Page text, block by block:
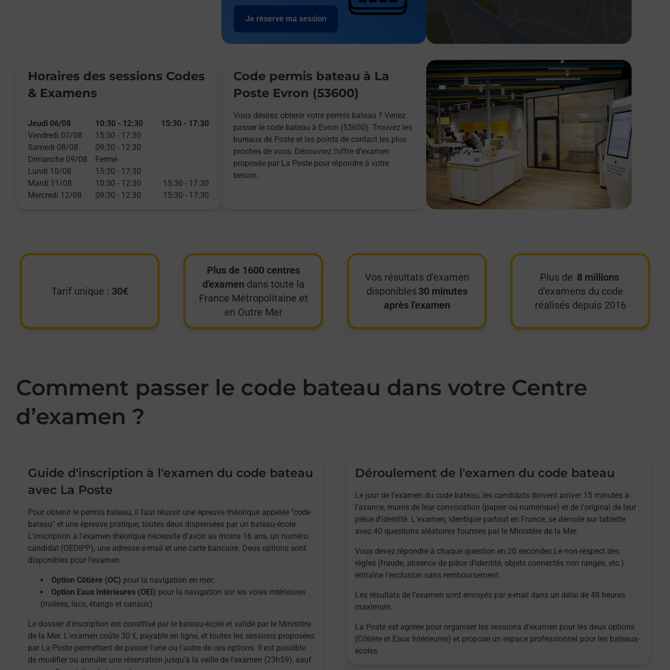
Je réserve ma session
Horaires des sessions Codes
& Examens
Jeudi 06/08 10:30 - 12:30 15:30 - 17:30
Vendredi 07/08
15:30 - 17:30
Samedi 08/08
09:30 - 12:30
Dimanche 09/08
Fermé
Lundi 10/08
15:30 - 17:30
Mardi 11/08
10:30 - 12:30 15:30 - 17:30
Mercredi 12/08
09:30 - 12:30 15:30 - 17:30
Code permis bateau à La
Poste Evron (53600)
Vous désirez obtenir votre permis bateau ? Venez
passer le code bateau à Evron (53600). Trouvez les
bureaux de Poste et les points de contact les plus
proches de vous. Découvrez l’offre d’examen
proposée par La Poste pour répondre à votre
besoin.
Tarif unique : 30€
Plus de 1600 centres
d'examen dans toute la
France Métropolitaine et
en Outre Mer
Vos résultats d'examen
disponibles 30 minutes
après l'examen
Plus de 8 millions
d'examens du code
réalisés depuis 2016
Comment passer le code bateau dans votre Centre
d’examen ?
Guide d'inscription à l'examen du code bateau
avec La Poste
Pour obtenir le permis bateau, il faut réussir une épreuve théorique appelée "code
bateau" et une épreuve pratique, toutes deux dispensées par un bateau-école.
L'inscription à l'examen théorique nécessite d'avoir au moins 16 ans, un numéro
candidat (OEDIPP), une adresse e-mail et une carte bancaire. Deux options sont
disponibles pour l'examen :
Option Côtière (OC) pour la navigation en mer;
Option Eaux Intérieures (OEI) pour la navigation sur les voies intérieures
(rivières, lacs, étangs et canaux).
Le dossier d'inscription est constitué par le bateau-école et validé par le Ministère
de la Mer. L'examen coûte 30 €, payable en ligne, et toutes les sessions proposées
par La Poste permettent de passer l'une ou l'autre de ces options. Il est possible
de modifier ou annuler une réservation jusqu'à la veille de l'examen (23h59), sauf
Déroulement de l'examen du code bateau
Le jour de l'examen du code bateau, les candidats doivent arriver 15 minutes à
l'avance, munis de leur convocation (papier ou numérique) et de l'original de leur
pièce d'identité. L'examen, identique partout en France, se déroule sur tablette
avec 40 questions aléatoires fournies par le Ministère de la Mer.
Vous devez répondre à chaque question en 20 secondes.Le non-respect des
règles (fraude, absence de pièce d'identité, objets connectés non rangés, etc.)
entraîne l'exclusion sans remboursement.
Les résultats de l'examen sont envoyés par e-mail dans un délai de 48 heures
maximum.
La Poste est agréée pour organiser les sessions d'examen pour les deux options
(Côtière et Eaux Intérieures) et propose un espace professionnel pour les bateaux-
écoles.